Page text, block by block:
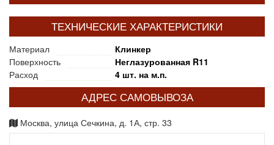
ТЕХНИЧЕСКИЕ ХАРАКТЕРИСТИКИ
Материал
Клинкер
Поверхность
Неглазурованная R11
Расход
4 шт. на м.п.
АДРЕС САМОВЫВОЗА
Москва, улица Сечкина, д. 1А, стр. 33